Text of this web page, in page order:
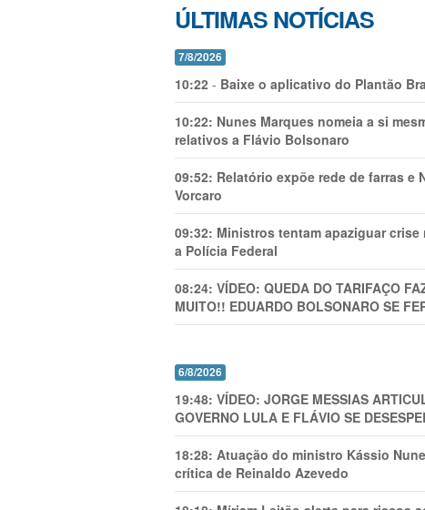
ÚLTIMAS NOTÍCIAS
7/8/2026
10:22 - Baixe o aplicativo do Plantão
10:22: Nunes Marques nomeia a si
relativos a Flávio Bolsonaro
09:52: Relatório expõe rede de farras e
Vorcaro
09:32: Ministros tentam apaziguar
a Polícia Federal
08:24: VÍDEO: QUEDA DO TARIFAÇO
MUITO!! EDUARDO BOLSONARO SE
6/8/2026
19:48: VÍDEO: JORGE MESSIAS
GOVERNO LULA E FLÁVIO SE
18:28: Atuação do ministro Kássio
crítica de Reinaldo Azevedo